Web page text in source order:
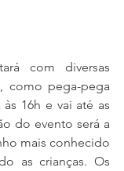
com diversas
como pega-pega
16h e vai até as
do evento será a
mais conhecido
as crianças. Os